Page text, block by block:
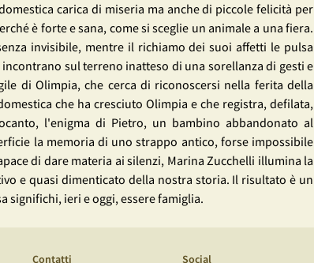
carica di miseria ma anche di piccole felicità per
è forte e sana, come si sceglie un animale a una fiera.
invisibile, mentre il richiamo dei suoi affetti le pulsa
sul terreno inatteso di una sorellanza di gesti e
di Olimpia, che cerca di riconoscersi nella ferita della
che ha cresciuto Olimpia e che registra, defilata,
l'enigma di Pietro, un bambino abbandonato al
la memoria di uno strappo antico, forse impossibile
di dare materia ai silenzi, Marina Zucchelli illumina la
e quasi dimenticato della nostra storia. Il risultato è un
significhi, ieri e oggi, essere famiglia.
Contatti Social